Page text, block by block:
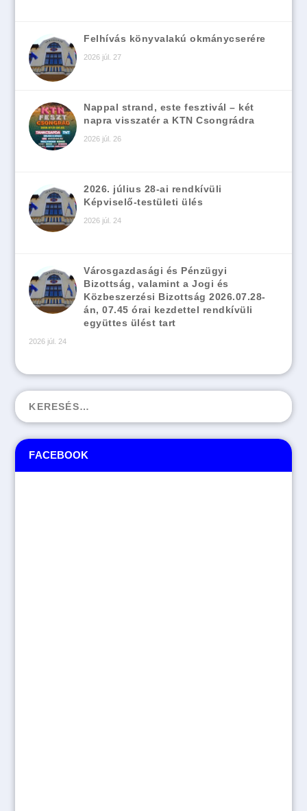
FACEBOOK
Felhívás könyvalakú okmánycserére
2026 júl. 27
Nappal strand, este fesztivál – két
napra visszatér a KTN Csongrádra
2026 júl. 26
2026. július 28-ai rendkívüli
Képviselő-testületi ülés
2026 júl. 24
Városgazdasági és Pénzügyi
Bizottság, valamint a Jogi és
Közbeszerzési Bizottság 2026.07.28-
án, 07.45 órai kezdettel rendkívüli
együttes ülést tart
2026 júl. 24